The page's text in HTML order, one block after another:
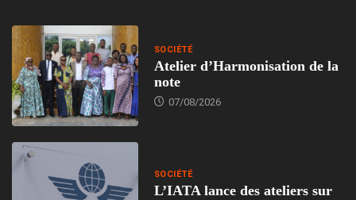
SOCIÉTÉ
Atelier d’Harmonisation de la
note
07/08/2026
SOCIÉTÉ
L’IATA lance des ateliers sur